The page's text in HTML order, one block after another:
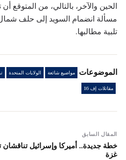
الحين والآخر، بالتالي، من المتوقع
مسألة انضمام السويد إلى حلف
تلبية مطالبها.
الموضوعات مواضيع شائعة الولايات المتحدة
مقاتلات إف 16
المقال السابق
خطة جديدة.. أميركا وإسرائيل
غزة